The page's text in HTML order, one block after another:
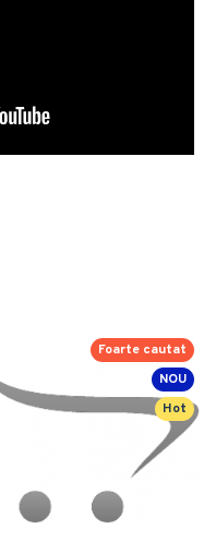
NOU
Hot
Foarte cautat